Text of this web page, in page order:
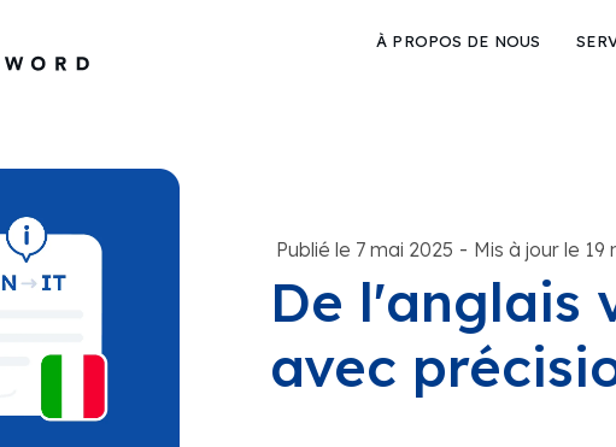
À PROPOS DE NOUS
Publié le 7 mai 2025 - Mis à jour le 19
De l'anglais
avec